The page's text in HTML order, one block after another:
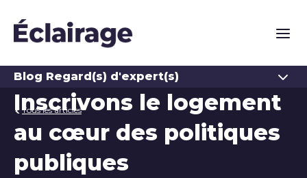
Blog Regard(s) d'expert(s)
Tous les articles
Inscrivons le logement
au cœur des politiques
publiques